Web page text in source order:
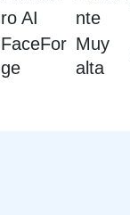
ro AI
nte
FaceFor
ge
Muy
alta